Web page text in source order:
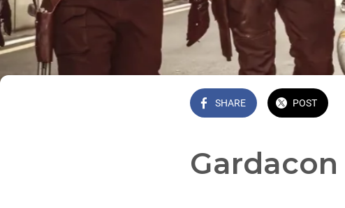
SHARE POST
Gardacon